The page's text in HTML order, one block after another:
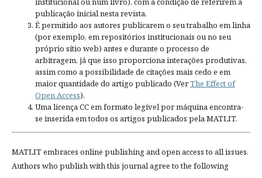
publicação inicial nesta revista.
É permitido aos autores publicarem o seu trabalho em linha
(por exemplo, em repositórios institucionais ou no seu
próprio sítio web) antes e durante o processo de
arbitragem, já que isso proporciona interações produtivas,
assim como a possibilidade de citações mais cedo e em
maior quantidade do artigo publicado (VerThe Effect of
Open Access).
Uma licença CC em formato legível por máquina encontra-
se inserida em todos os artigos publicados pela MATLIT.
MATLIT embraces online publishing and open access to all issues.
Authors who publish with this journal agree to the following